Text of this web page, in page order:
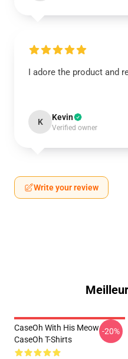
I adore the product and
K Kevin
Verified owner
Write your review
CaseOh With His Meow
CaseOh T-Shirts
-20%